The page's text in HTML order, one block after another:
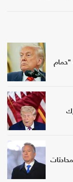
"حمام